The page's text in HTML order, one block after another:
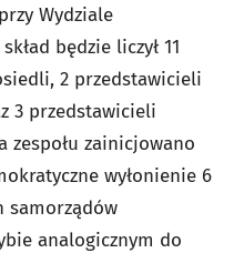
Wydziale
będzie liczył 11
2 przedstawicieli
3 przedstawicieli
zespołu zainicjowano
wyłonienie 6
samorządów
analogicznym do